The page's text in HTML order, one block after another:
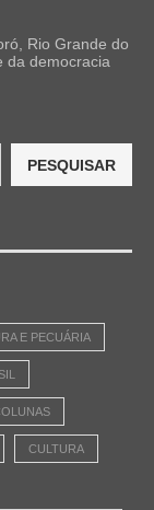
Rio Grande do
da democracia
PESQUISAR
E PECUÁRIA
CULTURA